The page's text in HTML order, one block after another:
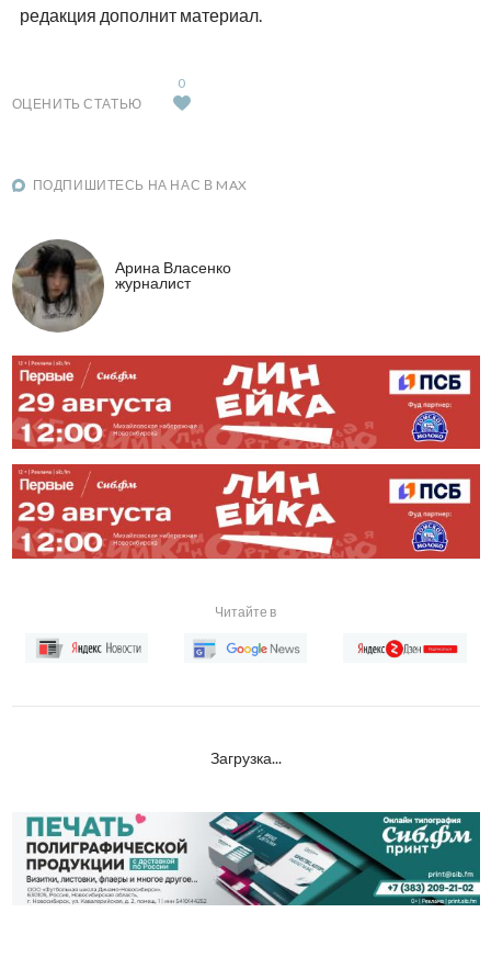
редакция дополнит материал.
ОЦЕНИТЬ СТАТЬЮ
0
ПОДПИШИТЕСЬ НА НАС В MAX
Арина Власенко
журналист
Читайте в
Загрузка...